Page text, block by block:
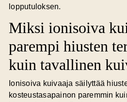
lopputuloksen.
Miksi ionisoiva
parempi hiusten
kuin tavallinen
Ionisoiva kuivaaja säilyttää
kosteustasapainon paremmin